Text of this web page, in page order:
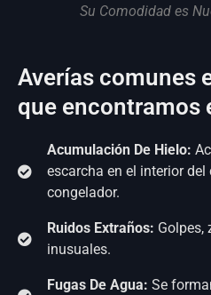
Su Comodidad es
Averías comunes
que encontramos
Acumulación De Hielo:
escarcha en el interior
congelador.
Ruidos Extraños: Golpes,
inusuales.
Fugas De Agua: Se